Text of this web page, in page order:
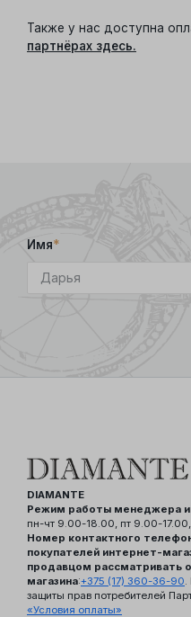
Также у нас доступна
партнёрах здесь.
Имя*
DIAMANTE
Режим работы менеджера
пн-чт 9.00-18.00, пт 9.00-
Номер контактного
покупателей интернет-
продавцом рассматривать
магазина:+375 (17) 360-36-90
защиты прав потребителей
«Условия оплаты»